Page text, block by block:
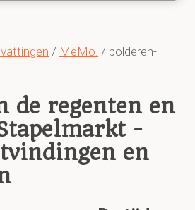
/ MeMo. / polderen-
de regenten en
-
en